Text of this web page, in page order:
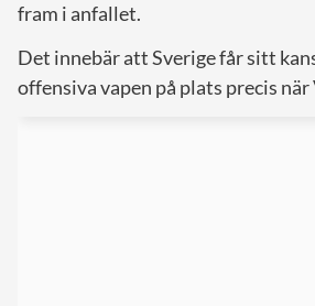
fram i anfallet.
Det innebär att Sverige får sitt
offensiva vapen på plats precis